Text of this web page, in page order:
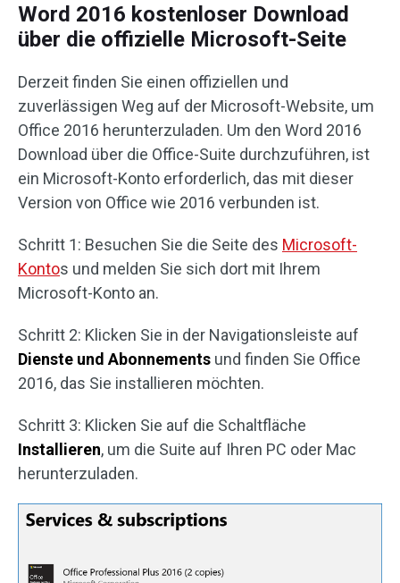
Word 2016 kostenloser Download
über die offizielle Microsoft-Seite
Derzeit finden Sie einen offiziellen und
zuverlässigen Weg auf der Microsoft-Website, um
Office 2016 herunterzuladen. Um den Word 2016
Download über die Office-Suite durchzuführen, ist
ein Microsoft-Konto erforderlich, das mit dieser
Version von Office wie 2016 verbunden ist.
Schritt 1: Besuchen Sie die Seite des Microsoft-
Kontos und melden Sie sich dort mit Ihrem
Microsoft-Konto an.
Schritt 2: Klicken Sie in der Navigationsleiste auf
Dienste und Abonnements und finden Sie Office
2016, das Sie installieren möchten.
Schritt 3: Klicken Sie auf die Schaltfläche
Installieren, um die Suite auf Ihren PC oder Mac
herunterzuladen.